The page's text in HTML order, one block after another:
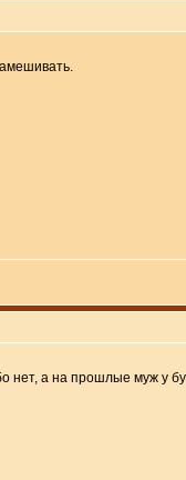
а на прошлые муж у